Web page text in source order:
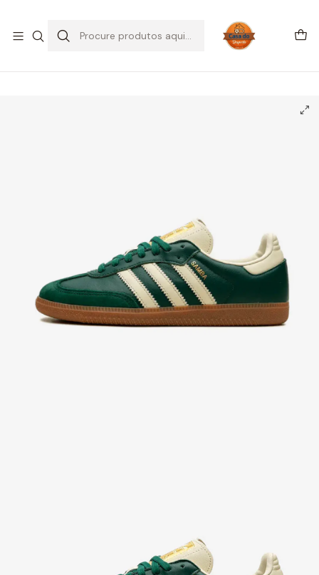
Início CALÇADO Adidas
Samba
adidas Samba OG Collegiate Green (Women's)